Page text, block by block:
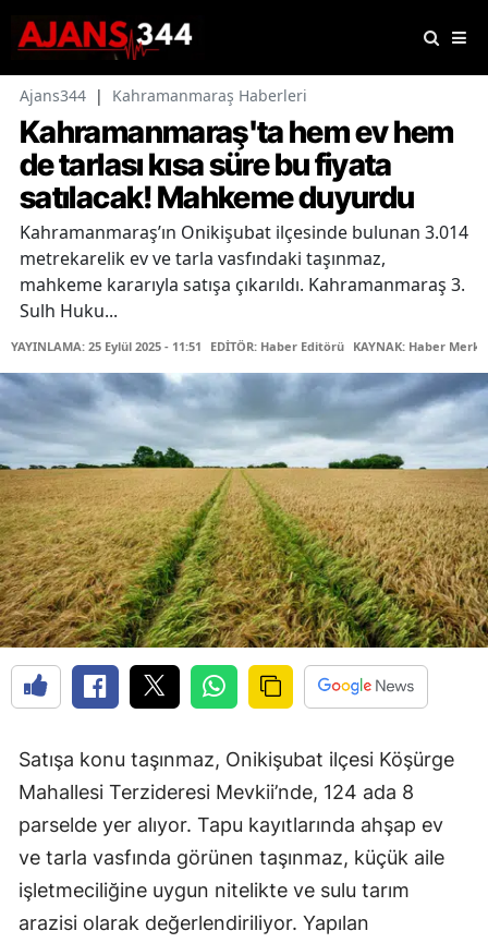
Ajans344 | Kahramanmaraş Haberleri
Kahramanmaraş'ta hem ev hem
de tarlası kısa süre bu fiyata
satılacak! Mahkeme duyurdu
Kahramanmaraş’ın Onikişubat ilçesinde bulunan 3.014
metrekarelik ev ve tarla vasfındaki taşınmaz,
mahkeme kararıyla satışa çıkarıldı. Kahramanmaraş 3.
Sulh Huku...
YAYINLAMA: 25 Eylül 2025 - 11:51 EDİTÖR: Haber Editörü KAYNAK: Haber
Satışa konu taşınmaz, Onikişubat ilçesi Köşürge
Mahallesi Terzideresi Mevkii’nde, 124 ada 8
parselde yer alıyor. Tapu kayıtlarında ahşap ev
ve tarla vasfında görünen taşınmaz, küçük aile
işletmeciliğine uygun nitelikte ve sulu tarım
arazisi olarak değerlendiriliyor. Yapılan